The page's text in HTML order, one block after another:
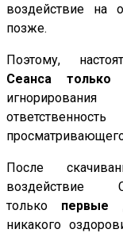
воздействие на
позже.
Поэтому,
Сеанса
После
воздействие
только первые
никакого